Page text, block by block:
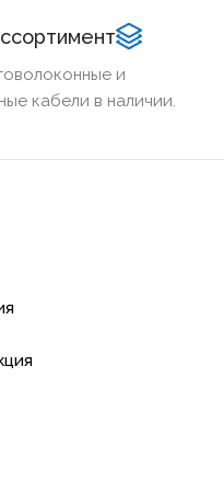
и
кабели в наличии.